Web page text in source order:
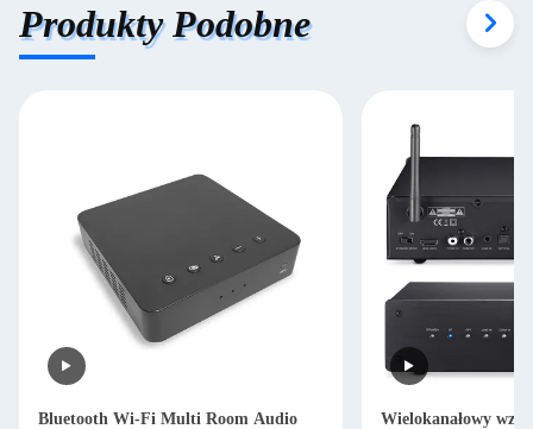
Produkty Podobne
Bluetooth Wi-Fi Multi Room Audio
Wielokanałowy